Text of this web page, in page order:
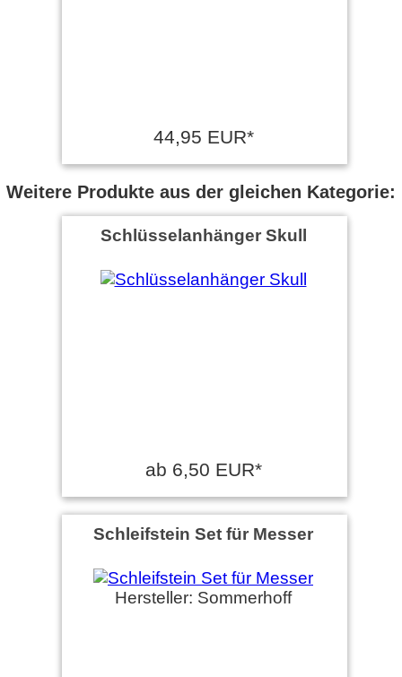
44,95 EUR*
Weitere Produkte aus der gleichen Kategorie:
Schlüsselanhänger Skull
ab 6,50 EUR*
Schleifstein Set für Messer
Hersteller: Sommerhoff